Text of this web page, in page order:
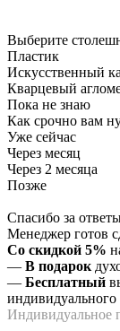
Выберите
Пластик
Искусственный
Кварцевый
Пока не знаю
Как срочно вам
Уже сейчас
Через месяц
Через 2 месяца
Позже
Спасибо за
Менеджер готов
Со скидкой 5%
— В подарок
— Бесплатный
индивидуального
Индивидуальное